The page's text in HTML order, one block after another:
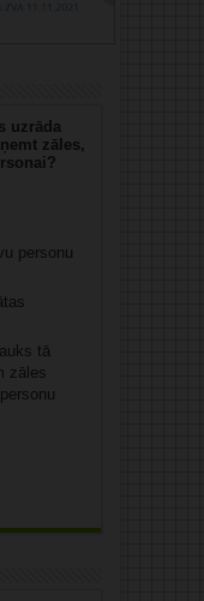
uzrāda
zāles,
personu
tā
zāles